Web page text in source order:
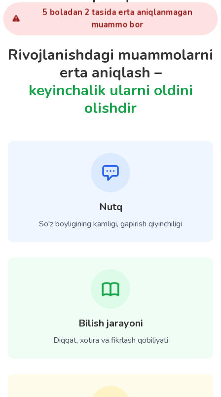
5 boladan 2 tasida erta aniqlanmagan
muammo bor
Rivojlanishdagi muammolarni
erta aniqlash –
keyinchalik ularni oldini
olishdir
Nutq
So'z boyligining kamligi, gapirish qiyinchiligi
Bilish jarayoni
Diqqat, xotira va fikrlash qobiliyati